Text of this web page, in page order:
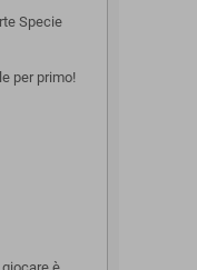
Specie
per primo!